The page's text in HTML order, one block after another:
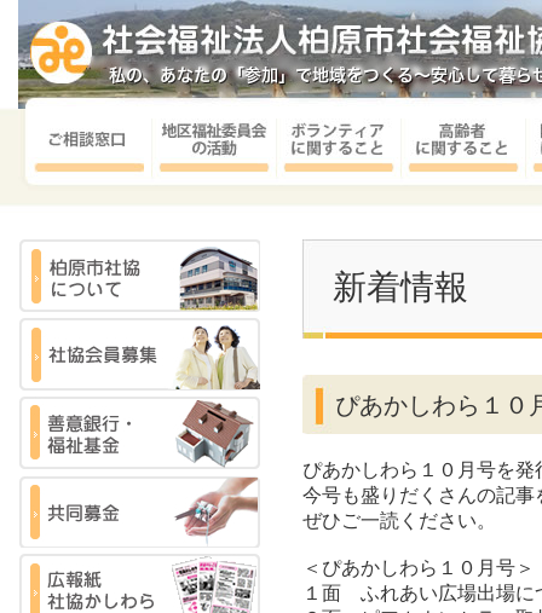
新着情報
ぴあかしわら１０
ぴあかしわら１０月号を発
今号も盛りだくさんの記事
ぜひご一読ください。
＜ぴあかしわら１０月号＞
１面 ふれあい広場出場に